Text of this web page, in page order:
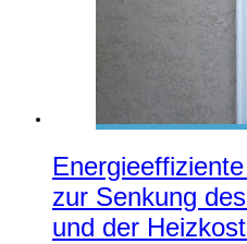
zur Senkung
und der